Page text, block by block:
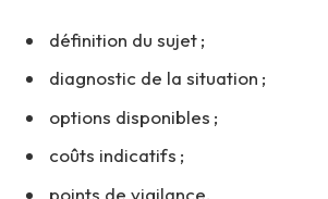
définition du sujet ;
diagnostic de la situation ;
options disponibles ;
coûts indicatifs ;
points de vigilance.